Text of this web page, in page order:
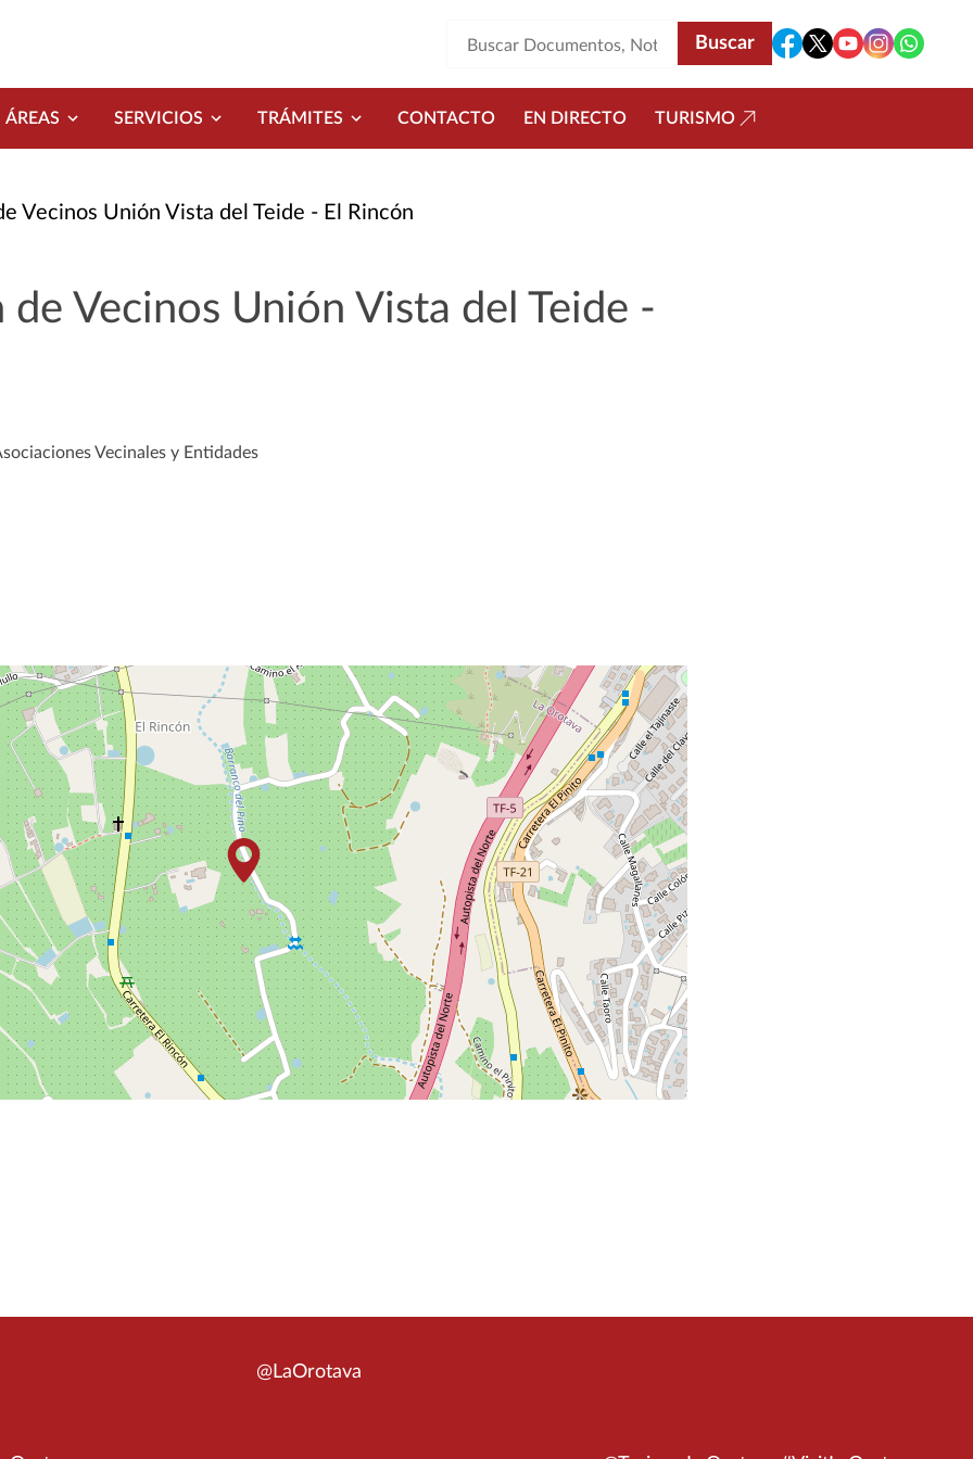
ÁREAS SERVICIOS TRÁMITES CONTACTO EN DIRECTO TURISMO
Vecinos Unión Vista del Teide - El Rincón
de Vecinos Unión Vista del Teide -
Vecinales y Entidades
@LaOrotava